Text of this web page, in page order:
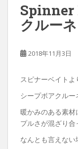
Spinner
クルーネ
2018年11月3日
スピナーベイトよ
シープボアクルー
暖かみのある素
プルさが混ざり合
なんとも言えない